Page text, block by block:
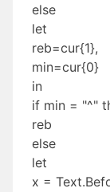
else
let
reb=cur{1},
min=cur{0}
in
if min = "^"
reb
else
let
x =